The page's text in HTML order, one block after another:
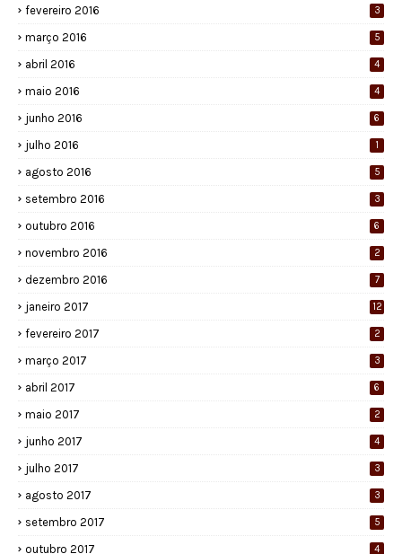
fevereiro 2016 3
março 2016 5
abril 2016 4
maio 2016 4
junho 2016 6
julho 2016 1
agosto 2016 5
setembro 2016 3
outubro 2016 6
novembro 2016 2
dezembro 2016 7
janeiro 2017 12
fevereiro 2017 2
março 2017 3
abril 2017 6
maio 2017 2
junho 2017 4
julho 2017 3
agosto 2017 3
setembro 2017 5
outubro 2017 4